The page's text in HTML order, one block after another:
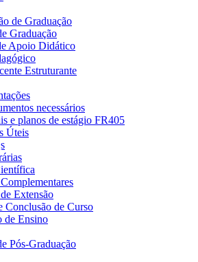
de Graduação
Graduação
Apoio Didático
Estruturante
necessários
e planos de estágio FR405
Úteis
Extensão
Conclusão de Curso
de Ensino
Pós-Graduação